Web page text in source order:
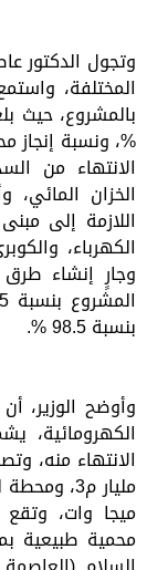
وتجول الدكتور
المختلفة،
اللازمة إلى
الكهرباء،
وجارٍ إنشاء
بنسبة 98.5 %.
وأوضح الوزير،
ميجا وات،
محمية طبيعية